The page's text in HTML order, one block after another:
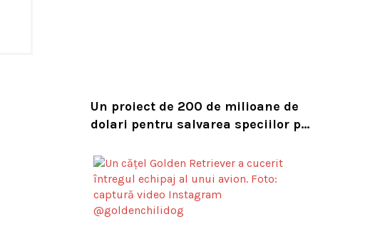
Un proiect de 200 de milioane de
dolari pentru salvarea speciilor pe
Leonardo DiCaprio și Jeff Bezos